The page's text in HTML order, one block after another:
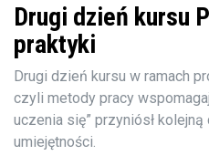
Drugi dzień kursu
praktyki
Drugi dzień kursu w ramach
czyli metody pracy
uczenia się” przyniósł
umiejętności.